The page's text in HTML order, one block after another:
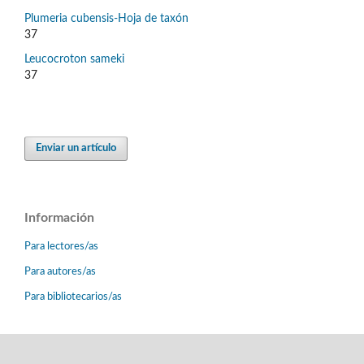
Plumeria cubensis-Hoja de taxón
37
Leucocroton sameki
37
Enviar un artículo
Información
Para lectores/as
Para autores/as
Para bibliotecarios/as